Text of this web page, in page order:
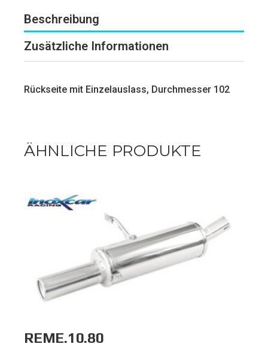
Beschreibung
Zusätzliche Informationen
Rückseite mit Einzelauslass, Durchmesser 102
ÄHNLICHE PRODUKTE
REME.10.80